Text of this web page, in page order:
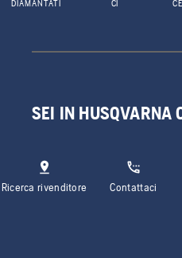
DIAMANTATI
CI
SEI IN HUSQVARNA
Ricerca rivenditore Contattaci